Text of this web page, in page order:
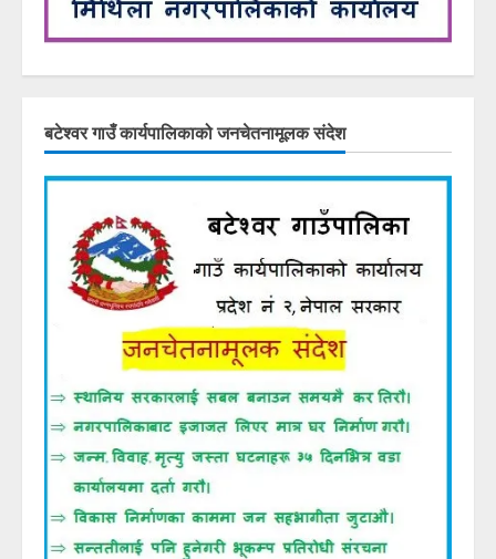
बटेश्वर गाउँ कार्यपालिकाको जनचेतनामूलक संदेश